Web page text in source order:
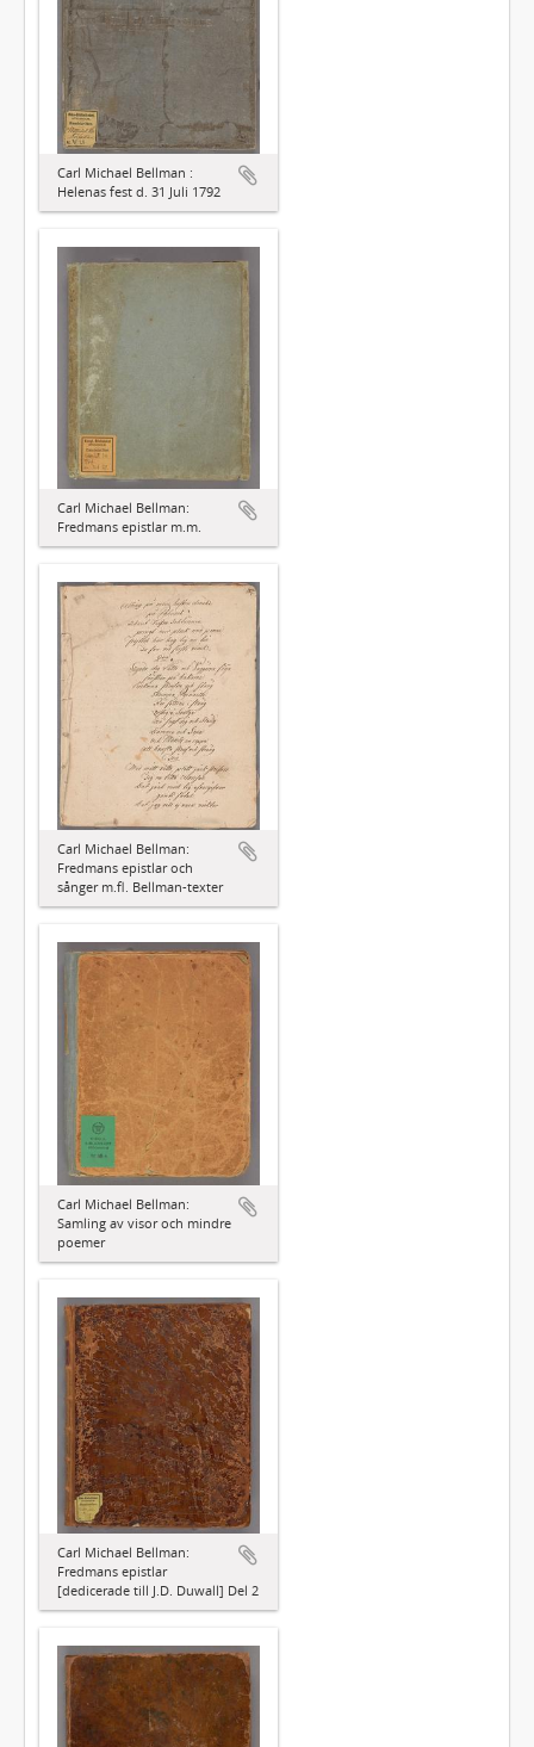
Carl Michael Bellman :
Helenas fest d. 31 Juli 1792
Carl Michael Bellman:
Fredmans epistlar m.m.
Carl Michael Bellman:
Fredmans epistlar och
sånger m.fl. Bellman-texter
Carl Michael Bellman:
Samling av visor och mindre
poemer
Carl Michael Bellman:
Fredmans epistlar
[dedicerade till J.D. Duwall] Del 2